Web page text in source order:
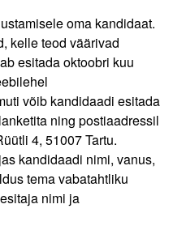
oma kandidaat.
kelle teod väärivad
esitada oktoobri kuu
võib kandidaadi esitada
ning postiaadressil
4, 51007 Tartu.
kandidaadi nimi, vanus,
tema vabatahtliku
nimi ja